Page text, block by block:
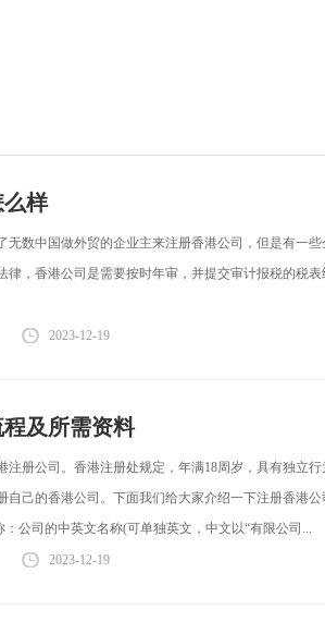
样
数中国做外贸的企业主来注册香港公司，但是有一些
律，香港公司是需要按时年审，并提交审计报税的税
2023-12-19
及所需资料
注册公司。香港注册处规定，年满18周岁，具有独立
自己的香港公司。下面我们给大家介绍一下注册香港
公司的中英文名称(可单独英文，中文以“有限公司...
2023-12-19